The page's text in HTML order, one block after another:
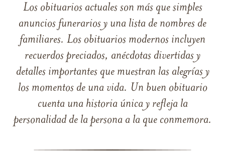
Los obituarios actuales son más que simples
anuncios funerarios y una lista de nombres de
familiares. Los obituarios modernos incluyen
recuerdos preciados, anécdotas divertidas y
detalles importantes que muestran las alegrías y
los momentos de una vida. Un buen obituario
cuenta una historia única y refleja la
personalidad de la persona a la que conmemora.